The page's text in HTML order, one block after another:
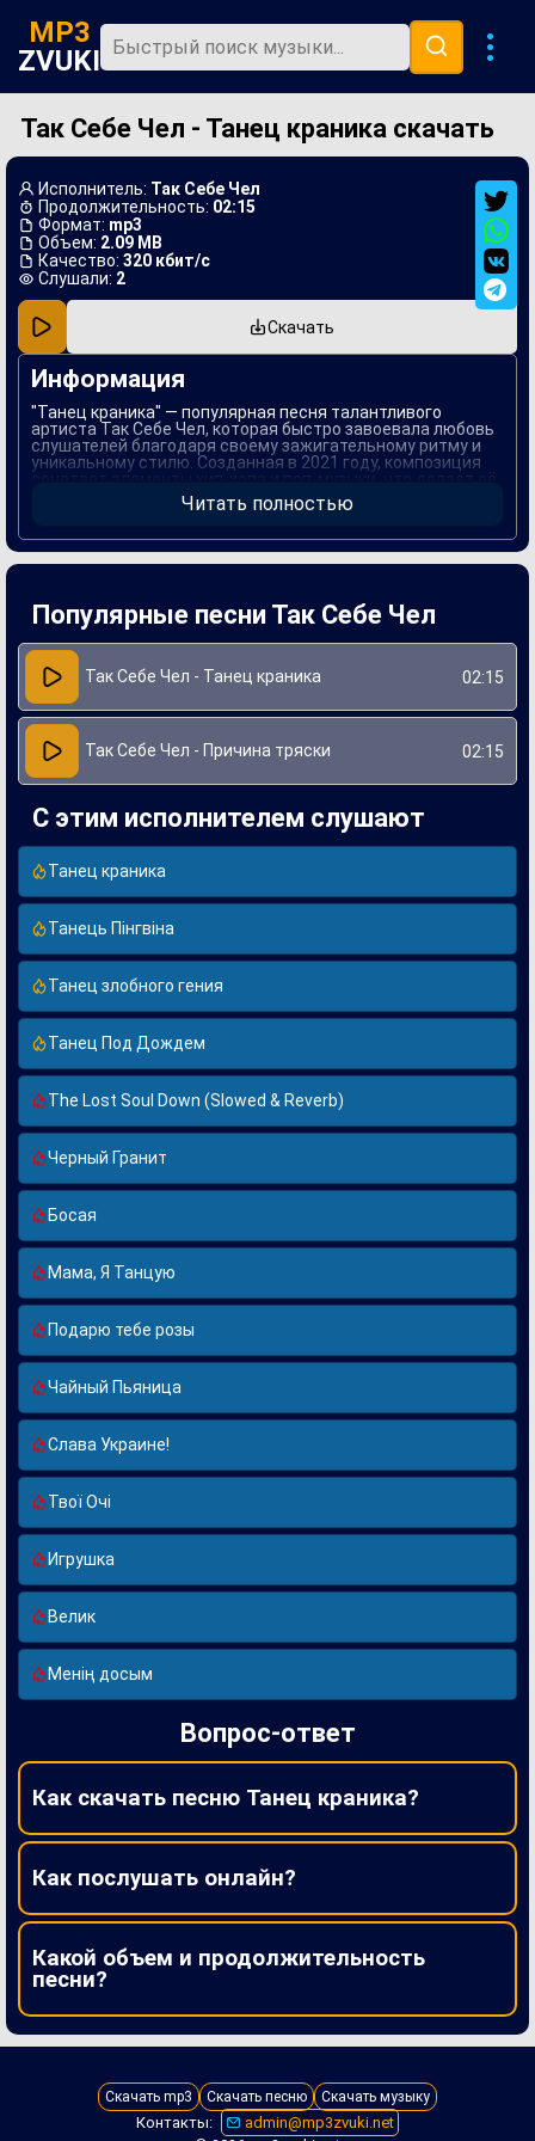
MP3
ZVUKI
Главная
Популярная
В машину
Музыка 80х
Ремиксы
Так Себе Чел - Танец краника скачать
Исполнитель: Так Себе Чел
Продолжительность: 02:15
Формат: mp3
Объем: 2.09 MB
Качество: 320 кбит/с
Слушали: 2
Скачать
Информация
"Танец краника" — популярная песня талантливого
артиста Так Себе Чел, которая быстро завоевала любовь
слушателей благодаря своему зажигательному ритму и
уникальному стилю. Созданная в 2021 году, композиция
сочетает элементы хип-хопа и поп-музыки, что делает её
запоминающейся и легко танцевальной.
экспериментировал с разнообразными мелодиями и
рифмами, что позволило ему выделиться на фоне других
широкой аудитории. Успех этой песни подтверждает, что
артист способен создавать музыкальные хиты, которое
связывают людей в общении и танцах.
Читать полностью
Популярные песни Так Себе Чел
Так Себе Чел - Танец краника 02:15
Так Себе Чел - Причина тряски 02:15
С этим исполнителем слушают
Танец краника
Танець Пінгвіна
Танец злобного гения
Танец Под Дождем
The Lost Soul Down (Slowed & Reverb)
Черный Гранит
Босая
Мама, Я Танцую
Подарю тебе розы
Чайный Пьяница
Слава Украине!
Твої Очі
Игрушка
Велик
Менің досым
Вопрос-ответ
Как скачать песню Танец краника?
Как послушать онлайн?
Какой объем и продолжительность
песни?
Скачать mp3 Скачать песню Скачать музыку
Контакты:
admin@mp3zvuki.net